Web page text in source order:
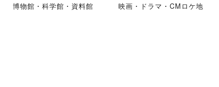
博物館・科学館・資料館 映画・ドラマ・CMロケ地